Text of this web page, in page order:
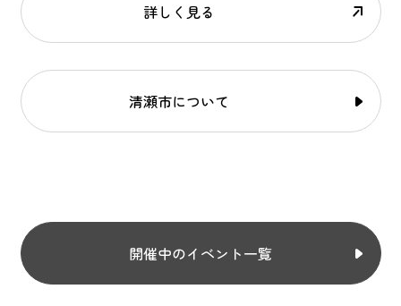
詳しく見る
清瀬市について
開催中のイベント一覧